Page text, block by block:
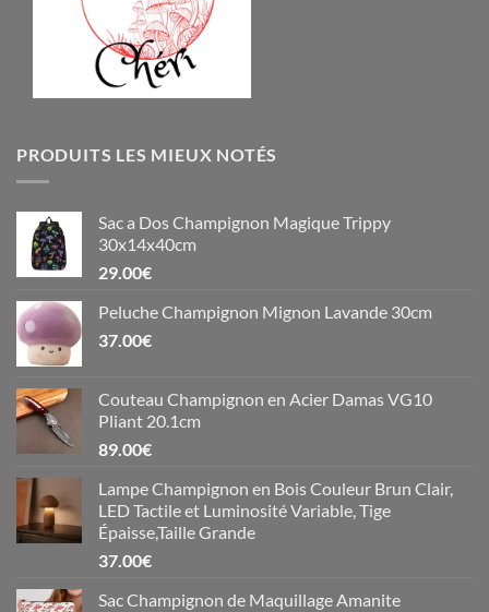
PRODUITS LES MIEUX NOTÉS
Sac a Dos Champignon Magique Trippy
30x14x40cm
29.00€
Peluche Champignon Mignon Lavande 30cm
37.00€
Couteau Champignon en Acier Damas VG10
Pliant 20.1cm
89.00€
Lampe Champignon en Bois Couleur Brun Clair,
LED Tactile et Luminosité Variable, Tige
Épaisse,Taille Grande
37.00€
Sac Champignon de Maquillage Amanite